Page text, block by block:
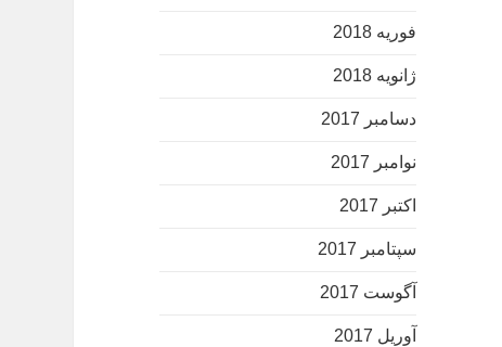
فوریه 2018
ژانویه 2018
دسامبر 2017
نوامبر 2017
اکتبر 2017
سپتامبر 2017
آگوست 2017
آوریل 2017